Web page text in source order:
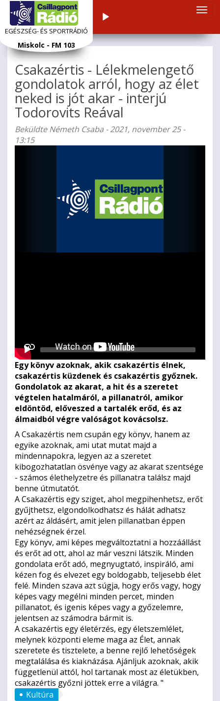
Ugrás
a
tartalomra
EGÉSZSÉG- ÉS SPORTRÁDIÓ
Miskolc - FM 103
Audiolejátszó
Csakazértis - Lélekmelengető
gondolatok arról, hogy az élet
neked is jót akar - interjú
Todorovits Reával
BeküldteNémeth Csaba - 2021, november 25 -
13:15
Egy könyv azoknak, akik csakazértis élnek,
csakazértis küzdenek és csakazértis győznek.
Gondolatok az akarat, a hit és a szeretet
végtelen hatalmáról, a pillanatról, amikor
eldöntöd, előveszed a tartalék erőd, és az
álmaidból végre valóságot kovácsolsz.
A Csakazértis nem csupán egy könyv, hanem az
egyike azoknak, ami utat mutat majd a
mindennapokra, legyen az a szeretet
kibogozhatatlan ösvénye vagy az akarat szentsége
- számos élethelyzetre és pillanatra találsz majd
benne útmutatót.
A Csakazértis egy sziget, ahol megpihenhetsz, erőt
gyűjthetsz, elgondolkodhatsz és hálát adhatsz
azért az áldásért, amit jelen pillanatban éppen
nehézségnek érzel.
Egy könyv, ami képes megváltoztatni a hozzáállást
és erőt ad ott, ahol az már veszni látszik. Minden
gondolata erőt adó, megnyugtató, inspiráló, ami
kézen fog és elvezet egy boldogabb, teljesebb élet
felé. Minden szava azt súgja, hogy erős vagy, hogy
képes vagy megélni minden percet, minden
pillanatot, és igenis képes vagy a győzelemre,
jelentsen az számodra bármit is.
A csakazértis egy életérzés, egy életszemlélet,
melynek központi eleme maga az Élet, annak
szeretete és tisztelete, a benne rejlő lehetőségek
megtalálása és kiaknázása. Ajánljuk azoknak, akik
függetlenül attól, hol tartanak most az életükben,
csakazértis győzni jöttek erre a világra. "
Kultúra